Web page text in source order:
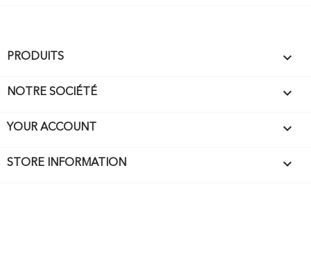
PRODUITS 
NOTRE SOCIÉTÉ 
YOUR ACCOUNT 
STORE INFORMATION keyboard_arrow_down